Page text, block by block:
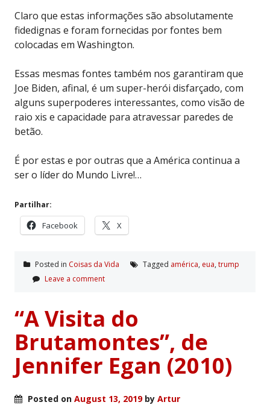
Claro que estas informações são absolutamente
fidedignas e foram fornecidas por fontes bem
colocadas em Washington.
Essas mesmas fontes também nos garantiram que
Joe Biden, afinal, é um super-herói disfarçado, com
alguns superpoderes interessantes, como visão de
raio xis e capacidade para atravessar paredes de
betão.
É por estas e por outras que a América continua a
ser o líder do Mundo Livre!…
Partilhar:
Facebook X
Posted in Coisas da Vida Tagged américa, eua, trump
Leave a comment
“A Visita do
Brutamontes”, de
Jennifer Egan (2010)
Posted on August 13, 2019by Artur